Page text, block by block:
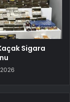
Sigara